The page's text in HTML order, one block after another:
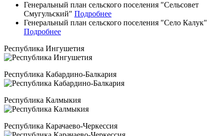
Генеральный план сельского поселения "Сельсовет
Смугульский" Подробнее
Генеральный план сельского поселения "Село Калук"
Подробнее
Республика Ингушетия
Республика Кабардино-Балкария
Республика Калмыкия
Республика Карачаево-Черкессия